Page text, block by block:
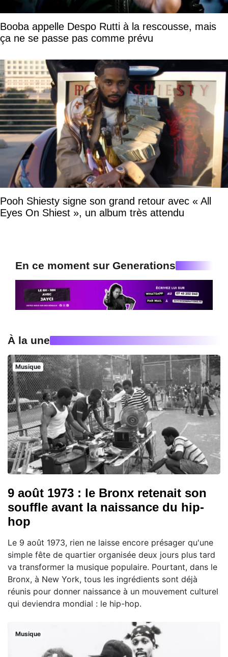
Booba appelle Despo Rutti à la rescousse, mais
ça ne se passe pas comme prévu
Pooh Shiesty signe son grand retour avec « All
Eyes On Shiest », un album très attendu
En ce moment sur Generations
À la une
Musique
9 août 1973 : le Bronx retenait son
souffle avant la naissance du hip-
hop
Le 9 août 1973, rien ne laisse encore présager qu'une
simple fête de quartier organisée deux jours plus tard
va transformer la musique populaire. Pourtant, dans le
Bronx, à New York, tous les ingrédients sont déjà
réunis pour donner naissance à un mouvement culturel
qui deviendra mondial : le hip-hop.
Musique